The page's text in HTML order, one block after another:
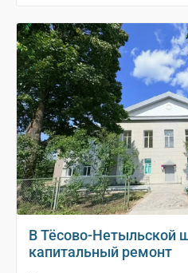
В Тёсово-Нетыльской
капитальный ремонт